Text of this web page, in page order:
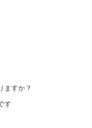
ますか？
す